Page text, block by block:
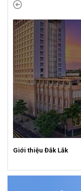
Giới thiệu Đắk Lắk